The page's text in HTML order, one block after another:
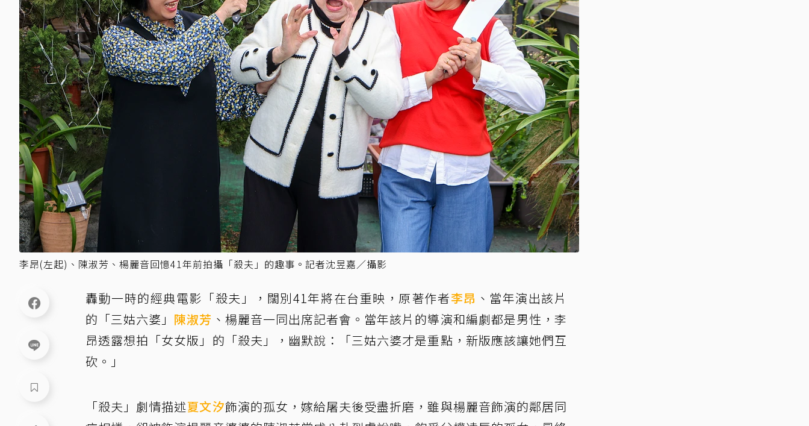
李昂(左起)、陳淑芳、楊麗音回憶41年前拍攝「殺夫」的趣事。記者沈昱嘉／攝影
轟動一時的經典電影「殺夫」，闊別41年將在台重映，原著作者李昂 、當年演出該片
的「三姑六婆」 陳淑芳 、楊麗音一同出席記者會。當年該片的導演和編劇都是男性，李
昂透露想拍「女女版」的「殺夫」，幽默說：「三姑六婆才是重點，新版應該讓她們互
砍。」
「殺夫」劇情描述夏文汐飾演的孤女，嫁給屠夫後受盡折磨，雖與楊麗音飾演的鄰居同